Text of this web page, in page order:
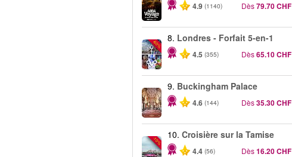
4.9 (1140) Dès79.70 CHF
-60%
8. Londres - Forfait 5-en-1
4.5 (355) Dès65.10 CHF
9. Buckingham Palace
4.6 (144) Dès35.30 CHF
-10%
10. Croisière sur la Tamise
4.4 (56) Dès16.20 CHF